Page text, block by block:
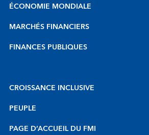
ÉCONOMIE MONDIALE
MARCHÉS FINANCIERS
FINANCES PUBLIQUES
CROISSANCE INCLUSIVE
PEUPLE
PAGE D’ACCUEIL DU FMI